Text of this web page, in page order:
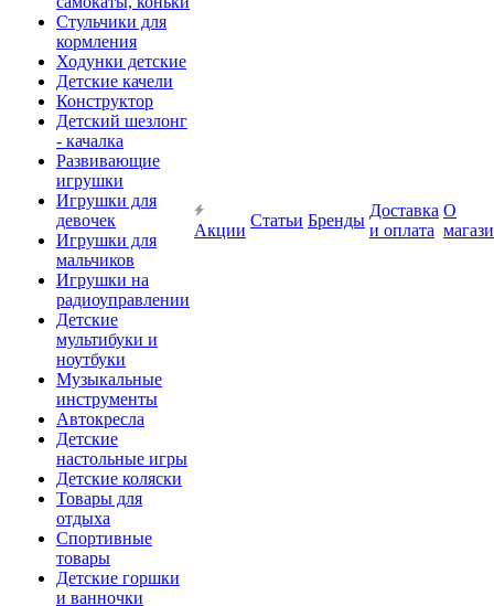
Стульчики для
кормления
Ходунки детские
Детские качели
Конструктор
Детский шезлонг
- качалка
Развивающие
игрушки
Игрушки для
девочек
Игрушки для
мальчиков
Игрушки на
радиоуправлении
Детские
мультибуки и
ноутбуки
Музыкальные
инструменты
Автокресла
Детские
настольные игры
Детские коляски
Товары для
отдыха
Спортивные
товары
Детские горшки
и ванночки
Акции
Статьи Бренды
Доставка
и оплата
О